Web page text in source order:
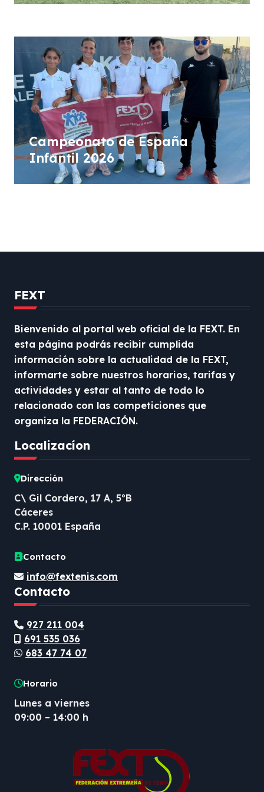
Campeonato de España
Infantil 2026
FEXT
Bienvenido al portal web oficial de la FEXT. En
esta página podrás recibir cumplida
información sobre la actualidad de la FEXT,
informarte sobre nuestros horarios, tarifas y
actividades y estar al tanto de todo lo
relacionado con las competiciones que
organiza la FEDERACIÓN.
Localizacíon
Dirección
C\ Gil Cordero, 17 A, 5ºB
Cáceres
C.P. 10001 España
Contacto
info@fextenis.com
Contacto
927 211 004
691 535 036
683 47 74 07
Horario
Lunes a viernes
09:00 – 14:00 h